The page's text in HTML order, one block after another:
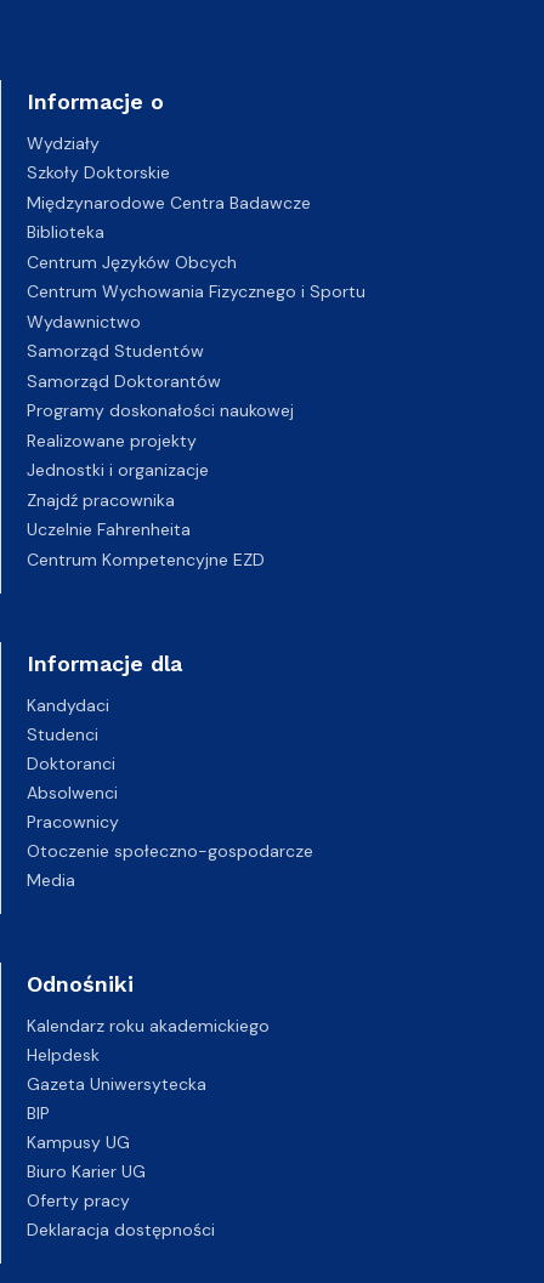
Informacje o
Wydziały
Szkoły Doktorskie
Międzynarodowe Centra Badawcze
Biblioteka
Centrum Języków Obcych
Centrum Wychowania Fizycznego i Sportu
Wydawnictwo
Samorząd Studentów
Samorząd Doktorantów
Programy doskonałości naukowej
Realizowane projekty
Jednostki i organizacje
Znajdź pracownika
Uczelnie Fahrenheita
Centrum Kompetencyjne EZD
Informacje dla
Kandydaci
Studenci
Doktoranci
Absolwenci
Pracownicy
Otoczenie społeczno-gospodarcze
Media
Odnośniki
Kalendarz roku akademickiego
Helpdesk
Gazeta Uniwersytecka
BIP
Kampusy UG
Biuro Karier UG
Oferty pracy
Deklaracja dostępności